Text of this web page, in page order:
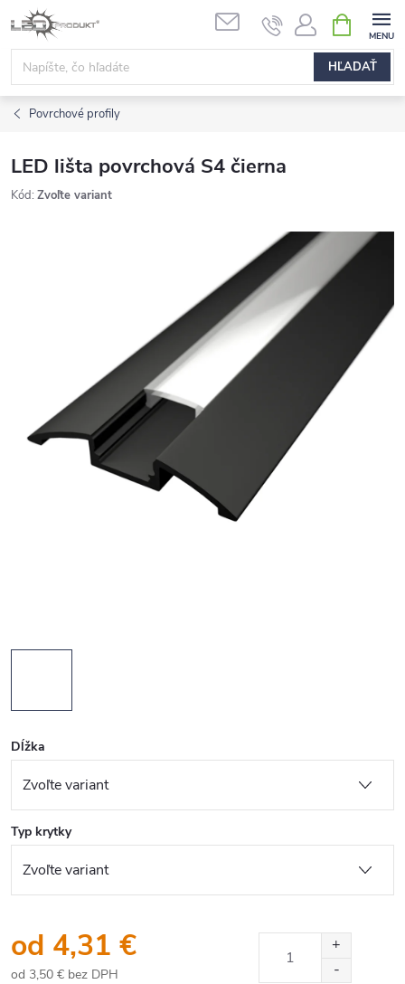
Prejsť
na
obsah
HĽADAŤ
KOŠÍK
Povrchové profily
LED lišta povrchová S4 čierna
Kód: Zvoľte variant
Dĺžka
Typ krytky
od 4,31 €
od 3,50 € bez DPH